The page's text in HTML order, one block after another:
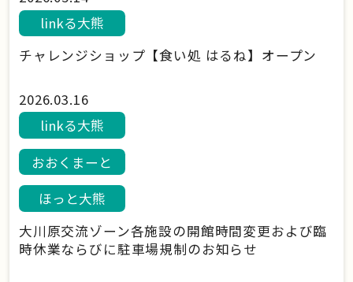
linkる大熊
チャレンジショップ【食い処 はるね】オープン
2026.03.16
linkる大熊
おおくまーと
ほっと大熊
大川原交流ゾーン各施設の開館時間変更および臨
時休業ならびに駐車場規制のお知らせ